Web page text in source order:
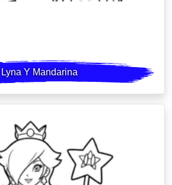
Lyna Y Mandarina